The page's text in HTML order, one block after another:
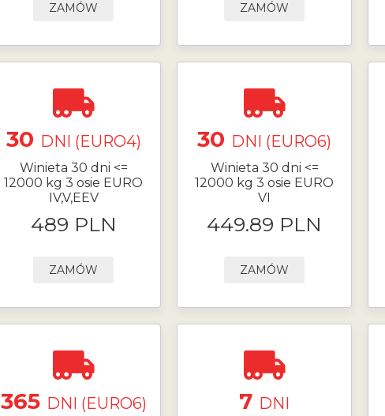
ZAMÓW ZAMÓW
30 DNI (EURO4)
Winieta 30 dni <=
12000 kg 3 osie EURO
IV,V,EEV
489 PLN
ZAMÓW
30 DNI (EURO6)
Winieta 30 dni <=
12000 kg 3 osie EURO
VI
449.89 PLN
ZAMÓW
365 DNI (EURO6) 7 DNI